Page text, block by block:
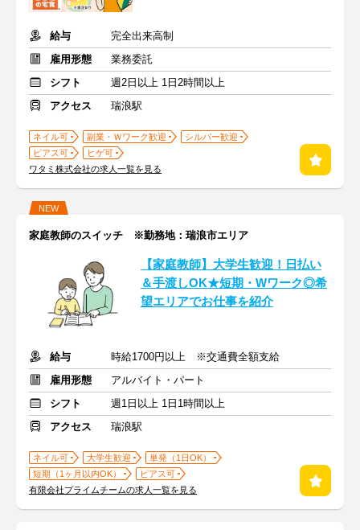
給与
完全出来高制
雇用形態
業務委託
シフト
週2日以上 1日2時間以上
アクセス
瑞浪駅
ネイル可 副業・Ｗワーク歓迎
シルバー歓迎
ピアス可
ヒゲ可
ワタミ株式会社の求人一覧を見る
NEW
家庭教師のスイッチ ※勤務地：瑞浪市エリア
【家庭教師】大学生歓迎！日払い
＆手渡しOK★短期・Wワーク◎希
望エリアでお仕事を紹介
給与
時給1700円以上 ※交通費全額支給
雇用形態
アルバイト・パート
シフト
週1日以上 1日1時間以上
アクセス
瑞浪駅
ネイル可 大学生歓迎
単発（1日OK）
短期（1ヶ月以内OK）
ピアス可
有限会社プライムチームの求人一覧を見る